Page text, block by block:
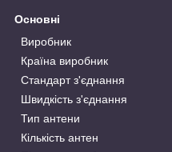
Основні
Виробник
Країна виробник
Стандарт з'єднання
Швидкість з'єднання
Тип антени
Кількість антен